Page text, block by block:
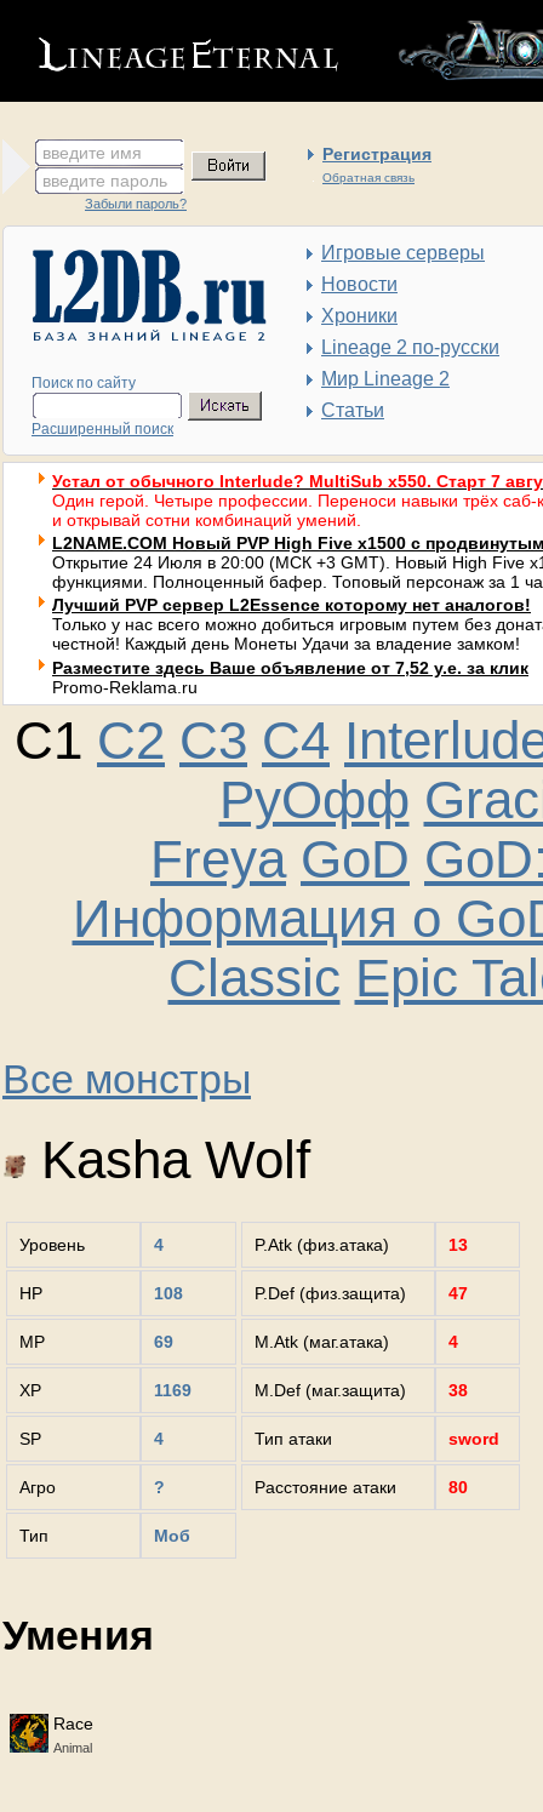
введите имя Регистрация
Обратная связь
введите пароль
Забыли пароль?
Поиск по сайту
Расширенный поиск
Игровые серверы
Новости
Хроники
Lineage 2 по-русски
Мир Lineage 2
Статьи
Устал от обычного Interlude? MultiSub x550. Старт 7
Один герой. Четыре профессии. Переноси навыки трёх саб-
и открывай сотни комбинаций умений.
L2NAME.COM Новый PVP High Five x1500 с
Открытие 24 Июля в 20:00 (МСК +3 GMT). Новый High Five
функциями. Полноценный бафер. Топовый персонаж за 1
Лучший PVP сервер L2Essence которому нет аналогов!
Только у нас всего можно добиться игровым путем без
честной! Каждый день Монеты Удачи за владение замком!
Разместите здесь Ваше объявление от 7,52 у.е. за клик
Promo-Reklama.ru
C1 C2 C3 C4
РуОфф
Freya GoD
Информация о
Classic Epic
Все монстры
Kasha Wolf
Уровень 4
HP 108
MP 69
XP 1169
SP 4
Агро ?
Тип Моб
P.Atk (физ.атака) 13
P.Def (физ.защита) 47
M.Atk (маг.атака) 4
M.Def (маг.защита) 38
Тип атаки sword
Расстояние атаки 80
Умения
Race
Animal